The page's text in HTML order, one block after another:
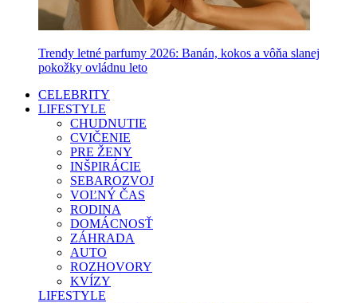
Trendy letné parfumy 2026: Banán, kokos a vôňa slanej
pokožky ovládnu leto
CELEBRITY
LIFESTYLE
CHUDNUTIE
CVIČENIE
PRE ŽENY
INŠPIRÁCIE
SEBAROZVOJ
VOĽNÝ ČAS
RODINA
DOMÁCNOSŤ
ZÁHRADA
AUTO
ROZHOVORY
KVÍZY
LIFESTYLE